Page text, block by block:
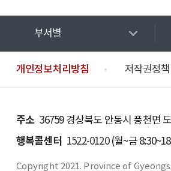
부서별
개인정보처리방침 저작권정책
주소 36759 경상북도 안동시 풍천면
행복콜센터 1522-0120(월~금
Copyright 2021. Province of